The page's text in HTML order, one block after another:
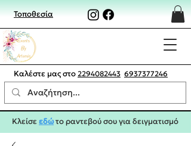
Τοποθεσία
Καλέστε μας στο 2294082443 6937377246
Κλείσεεδώτο ραντεβού σου για δειγματισμό